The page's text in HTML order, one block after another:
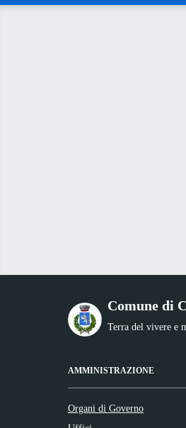
Comune di
Terra del vivere e
AMMINISTRAZIONE
Organi di Governo